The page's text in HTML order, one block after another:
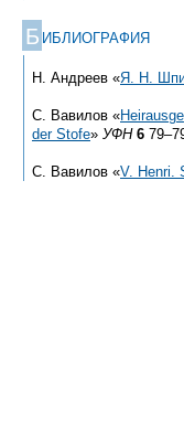
Б ИБЛИОГРАФИЯ
Н. Андреев «Я. Н.
С. Вавилов «
der Stofe» УФН 6
С. Вавилов «V. Henri.